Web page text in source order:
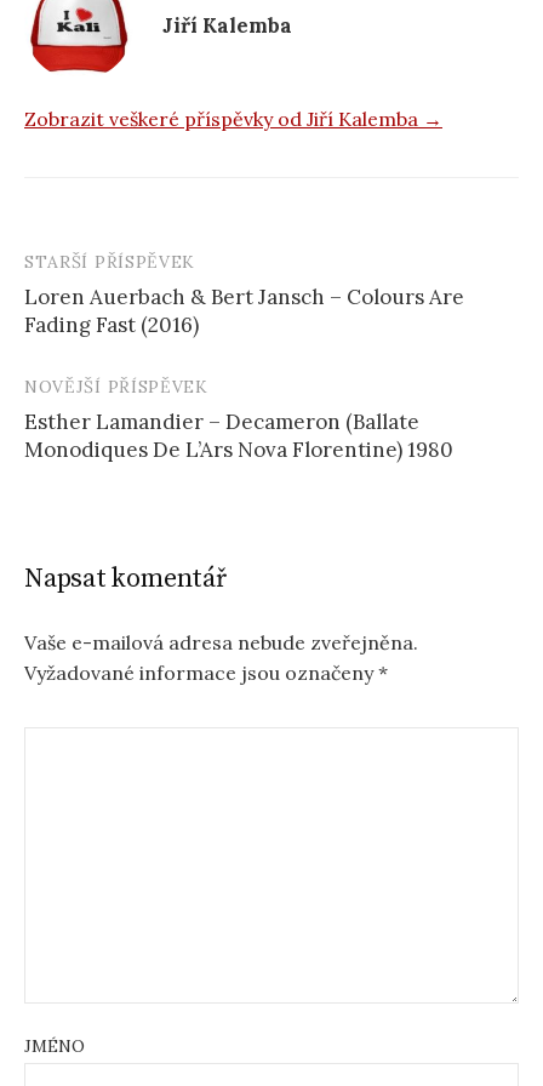
Jiří Kalemba
Zobrazit veškeré příspěvky od Jiří Kalemba →
Navigace
příspěvku
STARŠÍ PŘÍSPĚVEK
Loren Auerbach & Bert Jansch – Colours Are
Fading Fast (2016)
NOVĚJŠÍ PŘÍSPĚVEK
Esther Lamandier – Decameron (Ballate
Monodiques De L’Ars Nova Florentine) 1980
Napsat komentář
Vaše e-mailová adresa nebude zveřejněna.
Vyžadované informace jsou označeny*
JMÉNO